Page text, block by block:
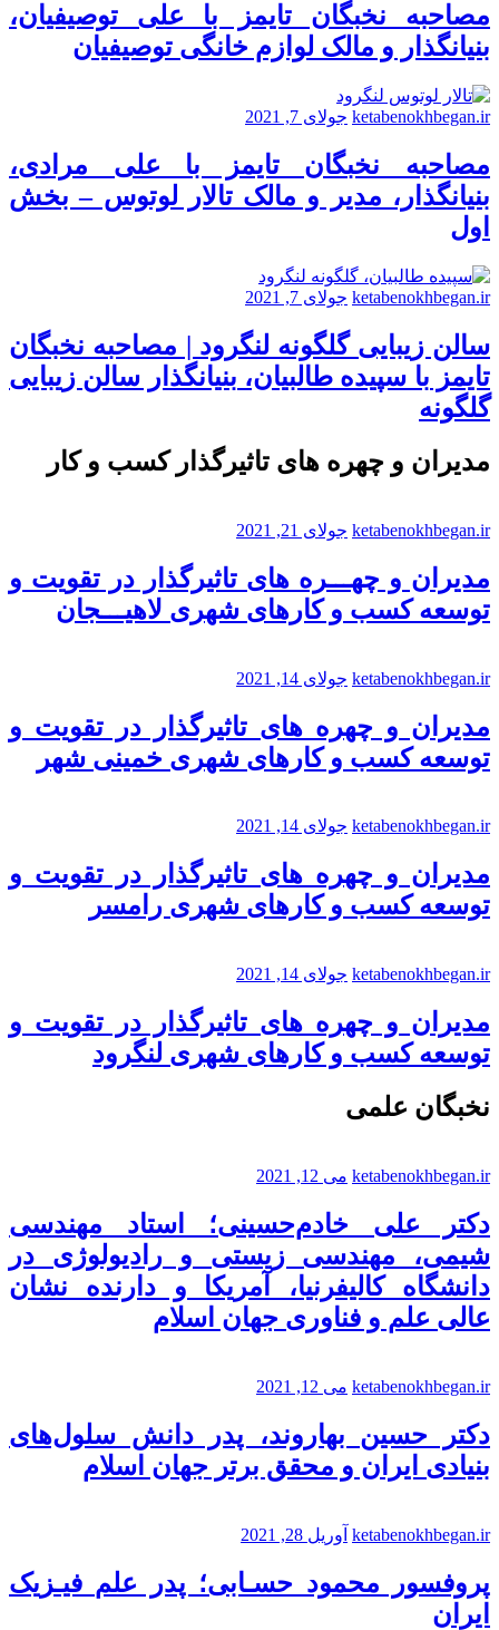
مصاحبه نخبگان تایمز با علی توصیفیان،
بنیانگذار و مالک لوازم خانگی توصیفیان
ketabenokhbegan.ir جولای 7, 2021
مصاحبه نخبگان تایمز با علی مرادی،
بنیانگذار، مدیر و مالک تالار لوتوس – بخش
اول
ketabenokhbegan.ir جولای 7, 2021
سالن زیبایی گلگونه لنگرود | مصاحبه نخبگان
تایمز با سپیده طالبیان، بنیانگذار سالن زیبایی
گلگونه
مدیران و چهره های تاثیرگذار کسب و کار
ketabenokhbegan.ir جولای 21, 2021
مدیران و چهـــره های تاثیرگذار در تقویت و
توسعه کسب و کارهای شهری لاهیـــجان
ketabenokhbegan.ir جولای 14, 2021
مدیران و چهره های تاثیرگذار در تقویت و
توسعه کسب و کارهای شهری خمینی شهر
ketabenokhbegan.ir جولای 14, 2021
مدیران و چهره های تاثیرگذار در تقویت و
توسعه کسب و کارهای شهری رامسر
ketabenokhbegan.ir جولای 14, 2021
مدیران و چهره های تاثیرگذار در تقویت و
توسعه کسب و کارهای شهری لنگرود
نخبگان علمی
ketabenokhbegan.ir می 12, 2021
دکتر علی خادم‌حسینی؛ استاد مهندسی
شیمی، مهندسی زیستی و رادیولوژی در
دانشگاه کالیفرنیا، آمریکا و دارنده نشان
عالی علم و فناوری جهان اسلام
ketabenokhbegan.ir می 12, 2021
دکتر حسین بهاروند، پدر دانش سلول‌های
بنیادی ایران و محقق برتر جهان اسلام
ketabenokhbegan.ir آوریل 28, 2021
پروفسور محمود حسـابی؛ پدر علم فیـزیک
ایران